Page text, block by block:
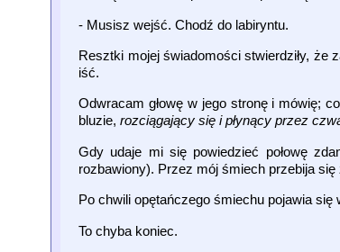
- Musisz wejść. Chodź do labiryntu.
Resztki mojej świadomości stwierdziły, że
iść.
Odwracam głowę w jego stronę i mówię;
bluzie,rozciągający się i płynący przez
Gdy udaje mi się powiedzieć połowę
rozbawiony). Przez mój śmiech przebija
Po chwili opętańczego śmiechu pojawia się
To chyba koniec.